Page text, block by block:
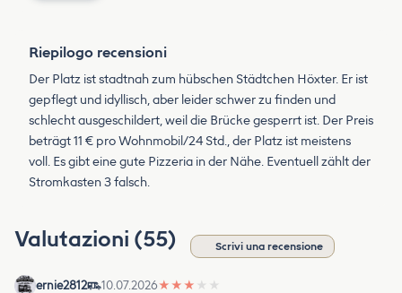
Riepilogo recensioni
Der Platz ist stadtnah zum hübschen Städtchen Höxter. Er ist
gepflegt und idyllisch, aber leider schwer zu finden und
schlecht ausgeschildert, weil die Brücke gesperrt ist. Der Preis
beträgt 11 € pro Wohnmobil/24 Std., der Platz ist meistens
voll. Es gibt eine gute Pizzeria in der Nähe. Eventuell zählt der
Stromkasten 3 falsch.
Valutazioni (55) Scrivi una recensione
ernie2812 10.07.2026★ ★ ★ ★ ★